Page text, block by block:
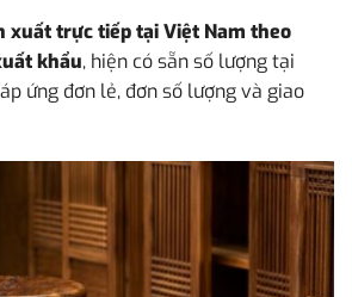
xuất trực tiếp tại Việt Nam theo
khẩu, hiện có sẵn số lượng tại
ứng đơn lẻ, đơn số lượng và giao